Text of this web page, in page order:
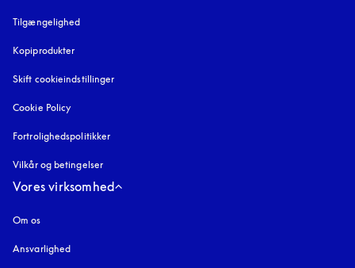
Tilgængelighed
Kopiprodukter
Skift cookieindstillinger
Cookie Policy
Fortrolighedspolitikker
Vilkår og betingelser
Vores virksomhed
Om os
Ansvarlighed